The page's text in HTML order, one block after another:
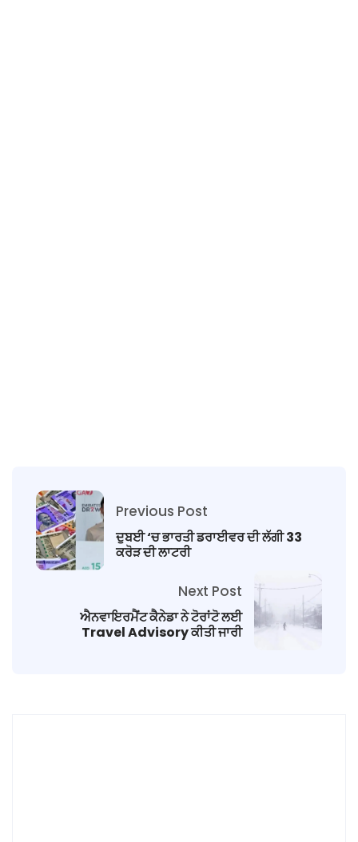
Previous Post
ਦੁਬਈ ‘ਚ ਭਾਰਤੀ ਡਰਾਈਵਰ ਦੀ ਲੱਗੀ 33
ਕਰੋੜ ਦੀ ਲਾਟਰੀ
Next Post
ਐਨਵਾਇਰਮੈਂਟ ਕੈਨੇਡਾ ਨੇ ਟੋਰਾਂਟੋ ਲਈ
Travel Advisory ਕੀਤੀ ਜਾਰੀ